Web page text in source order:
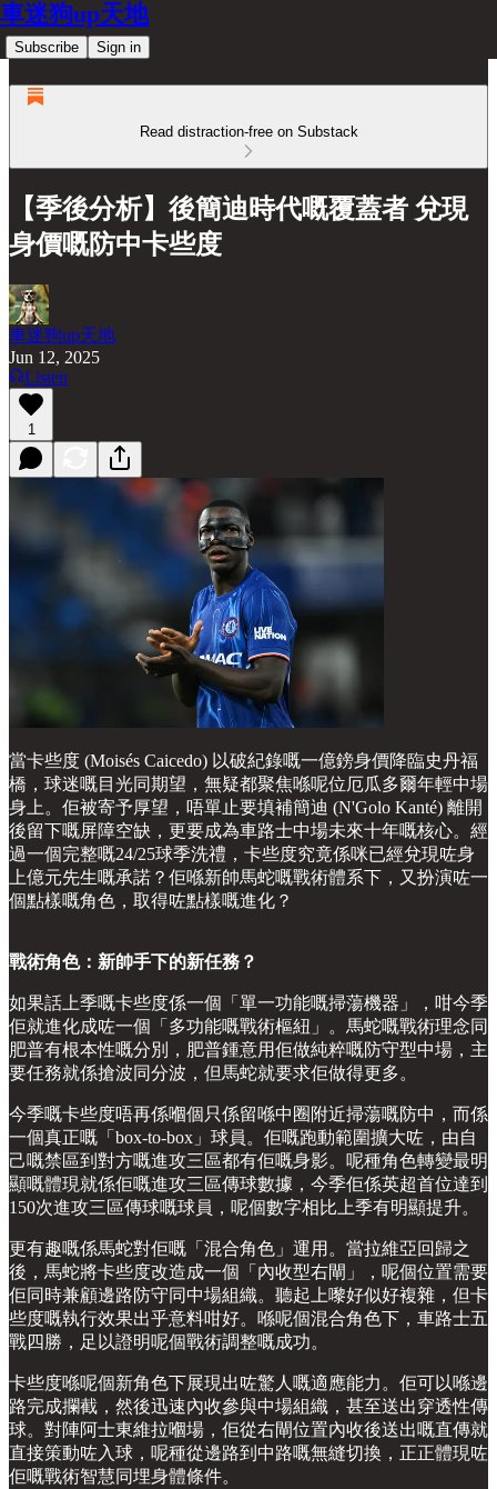
車迷狗up天地
Subscribe Sign in
Read distraction-free on Substack
【季後分析】後簡迪時代嘅覆蓋者 兌現
身價嘅防中卡些度
車迷狗up天地
Jun 12, 2025
Listen
1
當卡些度 (Moisés Caicedo) 以破紀錄嘅一億鎊身價降臨史丹福
橋，球迷嘅目光同期望，無疑都聚焦喺呢位厄瓜多爾年輕中場
身上。佢被寄予厚望，唔單止要填補簡迪 (N'Golo Kanté) 離開
後留下嘅屏障空缺，更要成為車路士中場未來十年嘅核心。經
過一個完整嘅24/25球季洗禮，卡些度究竟係咪已經兌現咗身
上億元先生嘅承諾？佢喺新帥馬蛇嘅戰術體系下，又扮演咗一
個點樣嘅角色，取得咗點樣嘅進化？
戰術角色：新帥手下的新任務？
如果話上季嘅卡些度係一個「單一功能嘅掃蕩機器」，咁今季
佢就進化成咗一個「多功能嘅戰術樞紐」。馬蛇嘅戰術理念同
肥普有根本性嘅分別，肥普鍾意用佢做純粹嘅防守型中場，主
要任務就係搶波同分波，但馬蛇就要求佢做得更多。
今季嘅卡些度唔再係嗰個只係留喺中圈附近掃蕩嘅防中，而係
一個真正嘅「box-to-box」球員。佢嘅跑動範圍擴大咗，由自
己嘅禁區到對方嘅進攻三區都有佢嘅身影。呢種角色轉變最明
顯嘅體現就係佢嘅進攻三區傳球數據，今季佢係英超首位達到
150次進攻三區傳球嘅球員，呢個數字相比上季有明顯提升。
更有趣嘅係馬蛇對佢嘅「混合角色」運用。當拉維亞回歸之
後，馬蛇將卡些度改造成一個「內收型右閘」，呢個位置需要
佢同時兼顧邊路防守同中場組織。聽起上嚟好似好複雜，但卡
些度嘅執行效果出乎意料咁好。喺呢個混合角色下，車路士五
戰四勝，足以證明呢個戰術調整嘅成功。
卡些度喺呢個新角色下展現出咗驚人嘅適應能力。佢可以喺邊
路完成攔截，然後迅速內收參與中場組織，甚至送出穿透性傳
球。對陣阿士東維拉嗰場，佢從右閘位置內收後送出嘅直傳就
直接策動咗入球，呢種從邊路到中路嘅無縫切換，正正體現咗
佢嘅戰術智慧同埋身體條件。